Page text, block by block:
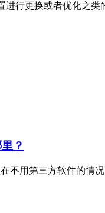
行更换或者优化之
？
不用第三方软件的情